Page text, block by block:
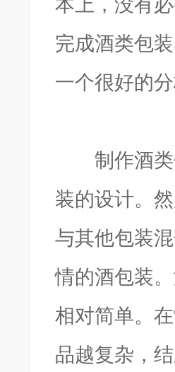
本上，没有
完成酒类包
一个很好的
制作酒类
装的设计。
与其他包装
情的酒包装
相对简单。
品越复杂，